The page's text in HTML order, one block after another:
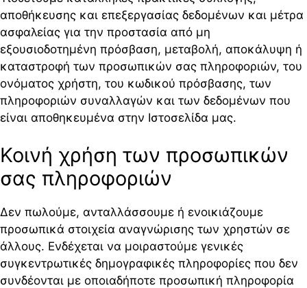
αποθήκευσης και επεξεργασίας δεδομένων και μέτρα
ασφαλείας για την προστασία από μη
εξουσιοδοτημένη πρόσβαση, μεταβολή, αποκάλυψη ή
καταστροφή των προσωπικών σας πληροφοριών, του
ονόματος χρήστη, του κωδικού πρόσβασης, των
πληροφοριών συναλλαγών και των δεδομένων που
είναι αποθηκευμένα στην Ιστοσελίδα μας.
Κοινή χρήση των προσωπικών
σας πληροφοριών
Δεν πωλούμε, ανταλλάσσουμε ή ενοικιάζουμε
προσωπικά στοιχεία αναγνώρισης των χρηστών σε
άλλους. Ενδέχεται να μοιραστούμε γενικές
συγκεντρωτικές δημογραφικές πληροφορίες που δεν
συνδέονται με οποιαδήποτε προσωπική πληροφορία